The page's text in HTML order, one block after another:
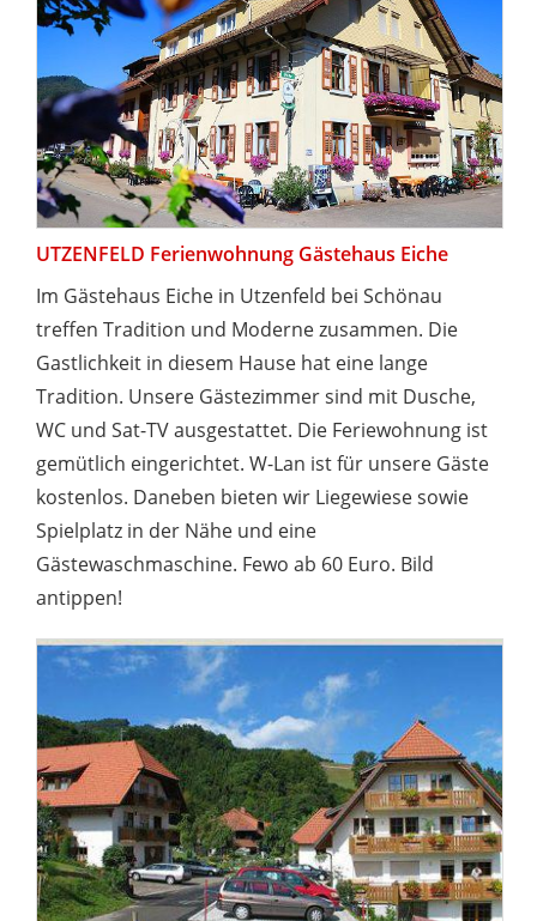
UTZENFELD Ferienwohnung Gästehaus Eiche
Im Gästehaus Eiche in Utzenfeld bei Schönau
treffen Tradition und Moderne zusammen. Die
Gastlichkeit in diesem Hause hat eine lange
Tradition. Unsere Gästezimmer sind mit Dusche,
WC und Sat-TV ausgestattet. Die Feriewohnung ist
gemütlich eingerichtet. W-Lan ist für unsere Gäste
kostenlos. Daneben bieten wir Liegewiese sowie
Spielplatz in der Nähe und eine
Gästewaschmaschine. Fewo ab 60 Euro. Bild
antippen!